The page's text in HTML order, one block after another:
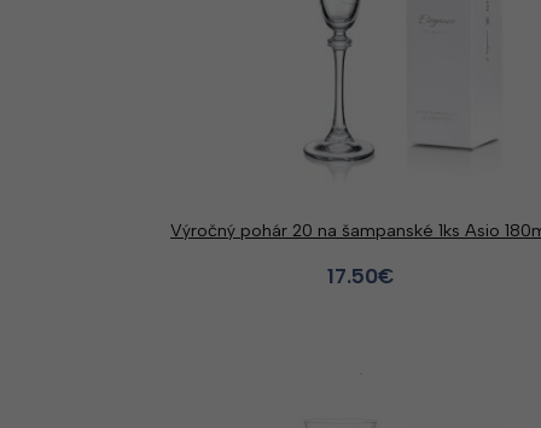
Výročný pohár 20 na šampanské 1ks Asio
17.50€